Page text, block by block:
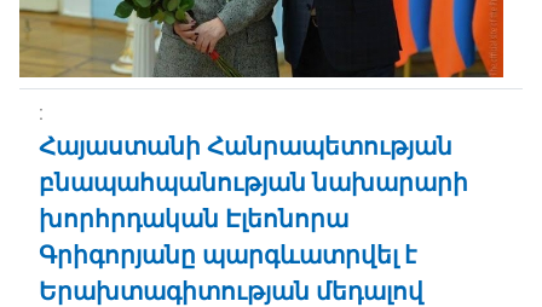
Հայաստանի Հանրապետության
բնապահպանության նախարարի
խորհրդական Էլեոնորա
Գրիգորյանը պարգևատրվել է
Երախտագիտության մեդալով